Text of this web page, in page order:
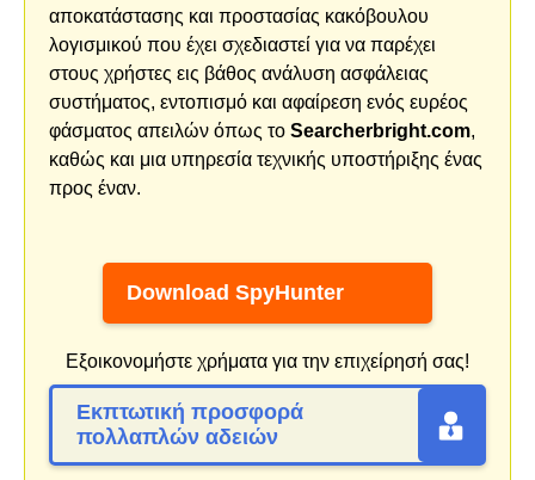
αποκατάστασης και προστασίας κακόβουλου
λογισμικού που έχει σχεδιαστεί για να παρέχει
στους χρήστες εις βάθος ανάλυση ασφάλειας
συστήματος, εντοπισμό και αφαίρεση ενός ευρέος
φάσματος απειλών όπως το Searcherbright.com,
καθώς και μια υπηρεσία τεχνικής υποστήριξης ένας
προς έναν.
Download SpyHunter
Εξοικονομήστε χρήματα για την επιχείρησή σας!
Εκπτωτική προσφορά
πολλαπλών αδειών